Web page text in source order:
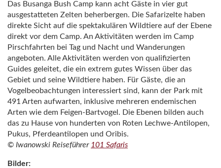
Das Busanga Bush Camp kann acht Gäste in vier gut
ausgestatteten Zelten beherbergen. Die Safarizelte haben
direkte Sicht auf die spektakulären Wildtiere auf der Ebene
direkt vor dem Camp. An Aktivitäten werden im Camp
Pirschfahrten bei Tag und Nacht und Wanderungen
angeboten. Alle Aktivitäten werden von qualifizierten
Guides geleitet, die ein extrem gutes Wissen über das
Gebiet und seine Wildtiere haben. Für Gäste, die an
Vogelbeobachtungen interessiert sind, kann der Park mit
491 Arten aufwarten, inklusive mehreren endemischen
Arten wie dem Feigen-Bartvogel. Die Ebenen bilden auch
das zu Hause von hunderten von Roten Lechwe-Antilopen,
Pukus, Pferdeantilopen und Oribis.
© Iwanowski Reiseführer 101 Safaris
Bilder: